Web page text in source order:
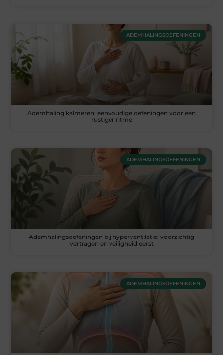
ADEMHALINGSOEFENINGEN
Ademhaling kalmeren: eenvoudige oefeningen voor een
rustiger ritme
ADEMHALINGSOEFENINGEN
Ademhalingsoefeningen bij hyperventilatie: voorzichtig
vertragen en veiligheid eerst
ADEMHALINGSOEFENINGEN